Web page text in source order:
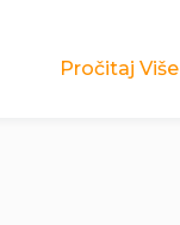
Pročitaj Više